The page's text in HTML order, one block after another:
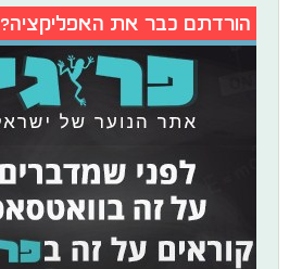
הורדתם כבר את האפליקציה?